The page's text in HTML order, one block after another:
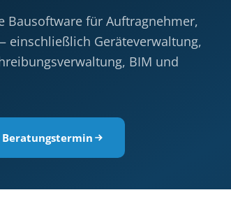
Bausoftware für Auftragnehmer,
Geräteverwaltung,
BIM und
Beratungstermin